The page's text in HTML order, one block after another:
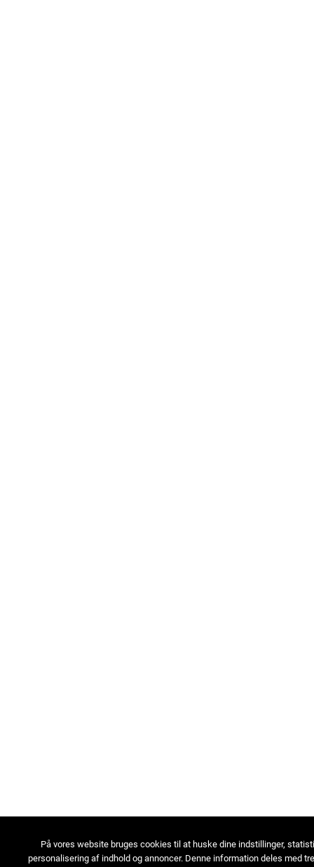
På vores website bruges cookies til at huske dine indstillinger,
personalisering af indhold og annoncer. Denne information deles med